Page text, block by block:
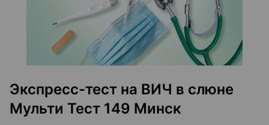
Экспресс-тест на ВИЧ в слюне
Мульти Тест 149 Минск